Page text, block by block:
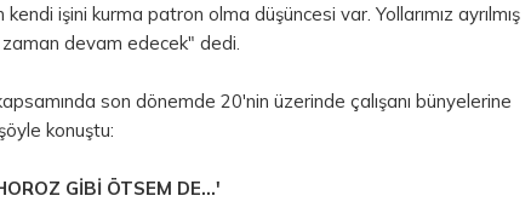
işini kurma patron olma düşüncesi var. Yollarımız ayrılmış
devam edecek" dedi.
son dönemde 20'nin üzerinde çalışanı bünyelerine
konuştu:
GİBİ ÖTSEM DE...'